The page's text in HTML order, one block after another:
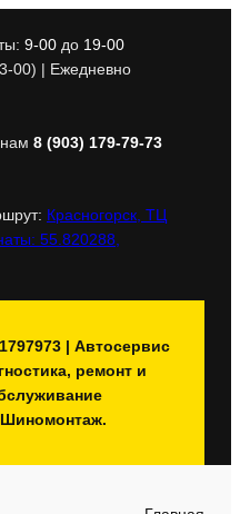
9-00до 19-00
00) | Ежедневно
8 (903) 179-79-73
Красногорск, ТЦ
55.820288,
| Автосервис
ремонт и